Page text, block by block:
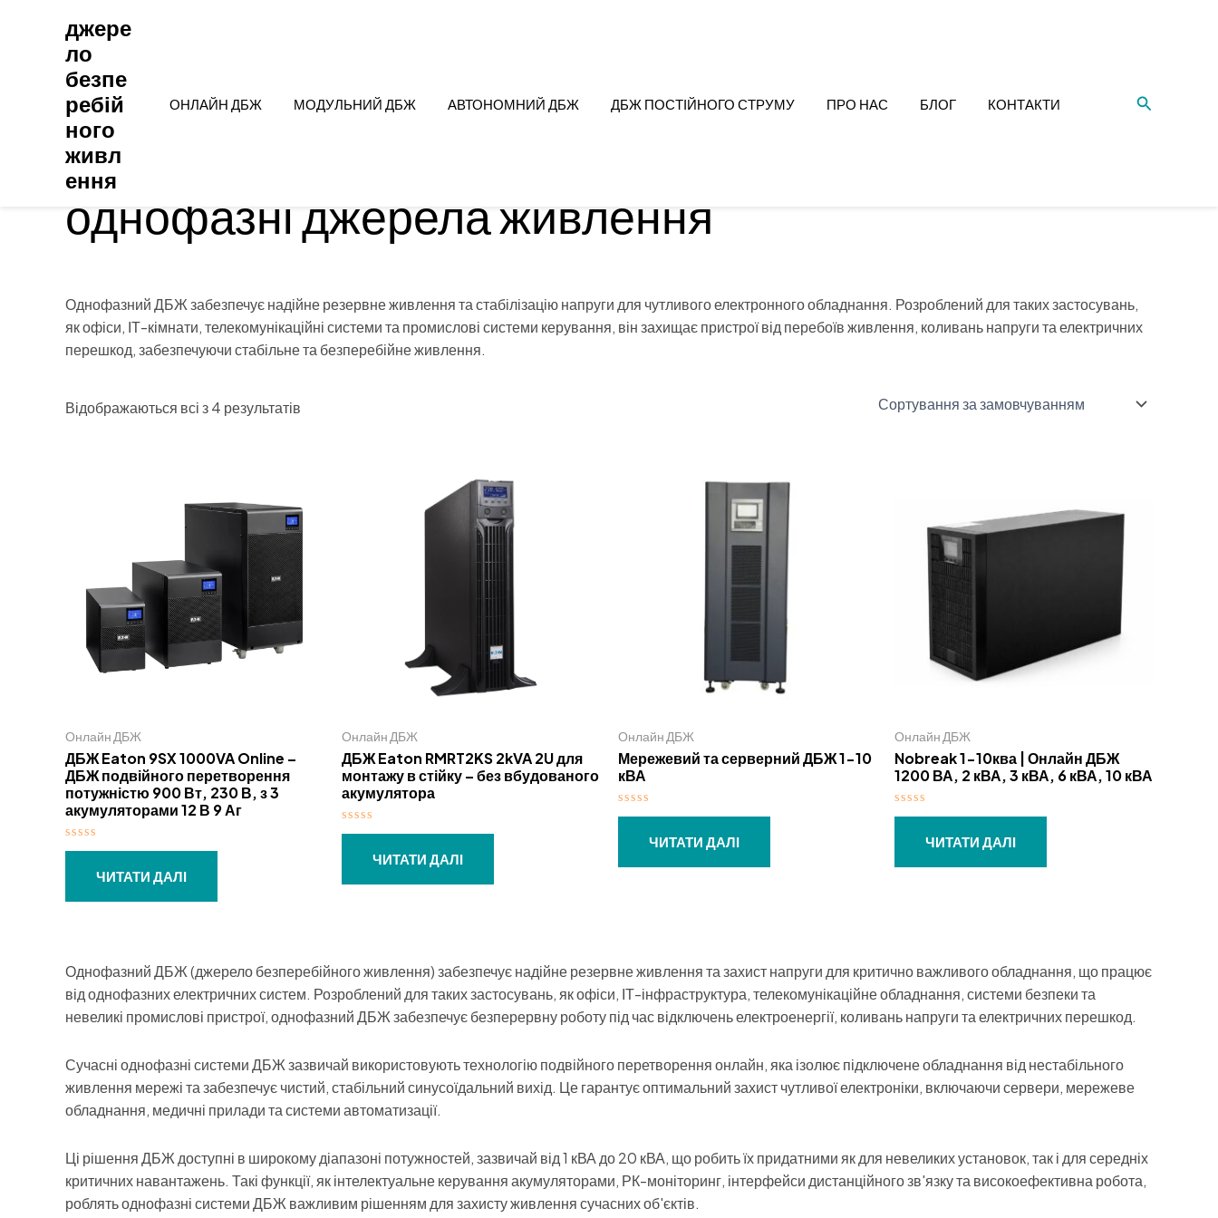
джере
ло
безпе
ребій
ного
живл
ення
ОНЛАЙН ДБЖ МОДУЛЬНИЙ ДБЖ АВТОНОМНИЙ ДБЖ ДБЖ ПОСТІЙНОГО СТРУМУ ПРО НАС БЛОГ КОНТАКТИ Пошук
Головна/ Товари з позначками “single phase ups”
однофазні джерела живлення
Однофазний ДБЖ забезпечує надійне резервне живлення та стабілізацію напруги для чутливого електронного обладнання. Розроблений для таких застосувань,
як офіси, ІТ-кімнати, телекомунікаційні системи та промислові системи керування, він захищає пристрої від перебоїв живлення, коливань напруги та електричних
перешкод, забезпечуючи стабільне та безперебійне живлення.
Відображаються всі з 4 результатів
Онлайн ДБЖ
ДБЖ Eaton 9SX 1000VA Online –
ДБЖ подвійного перетворення
потужністю 900 Вт, 230 В, з 3
акумуляторами 12 В 9 Аг
Оцінено
ЧИТАТИ ДАЛІ
Онлайн ДБЖ
ДБЖ Eaton RMRT2KS 2kVA 2U для
монтажу в стійку – без вбудованого
акумулятора
Оцінено
ЧИТАТИ ДАЛІ
Онлайн ДБЖ
Мережевий та серверний ДБЖ 1-10
кВА
Оцінено
ЧИТАТИ ДАЛІ
Онлайн ДБЖ
Nobreak 1-10ква | Онлайн ДБЖ
1200 ВА, 2 кВА, 3 кВА, 6 кВА, 10 кВА
Оцінено
ЧИТАТИ ДАЛІ
Однофазний ДБЖ (джерело безперебійного живлення) забезпечує надійне резервне живлення та захист напруги для критично важливого обладнання, що працює
від однофазних електричних систем. Розроблений для таких застосувань, як офіси, ІТ-інфраструктура, телекомунікаційне обладнання, системи безпеки та
невеликі промислові пристрої, однофазний ДБЖ забезпечує безперервну роботу під час відключень електроенергії, коливань напруги та електричних перешкод.
Сучасні однофазні системи ДБЖ зазвичай використовують технологію подвійного перетворення онлайн, яка ізолює підключене обладнання від нестабільного
живлення мережі та забезпечує чистий, стабільний синусоїдальний вихід. Це гарантує оптимальний захист чутливої електроніки, включаючи сервери, мережеве
обладнання, медичні прилади та системи автоматизації.
Ці рішення ДБЖ доступні в широкому діапазоні потужностей, зазвичай від 1 кВА до 20 кВА, що робить їх придатними як для невеликих установок, так і для середніх
критичних навантажень. Такі функції, як інтелектуальне керування акумуляторами, РК-моніторинг, інтерфейси дистанційного зв'язку та високоефективна робота,
роблять однофазні системи ДБЖ важливим рішенням для захисту живлення сучасних об'єктів.